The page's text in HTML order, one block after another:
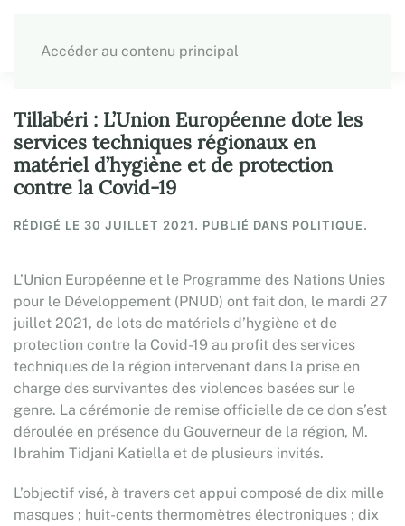
Accéder au contenu principal
Tillabéri : L’Union Européenne dote les
services techniques régionaux en
matériel d’hygiène et de protection
contre la Covid-19
RÉDIGÉ LE 30 JUILLET 2021. PUBLIÉ DANS POLITIQUE.
L’Union Européenne et le Programme des Nations Unies
pour le Développement (PNUD) ont fait don, le mardi 27
juillet 2021, de lots de matériels d’hygiène et de
protection contre la Covid-19 au profit des services
techniques de la région intervenant dans la prise en
charge des survivantes des violences basées sur le
genre. La cérémonie de remise officielle de ce don s’est
déroulée en présence du Gouverneur de la région, M.
Ibrahim Tidjani Katiella et de plusieurs invités.
L’objectif visé, à travers cet appui composé de dix mille
masques ; huit-cents thermomètres électroniques ; dix